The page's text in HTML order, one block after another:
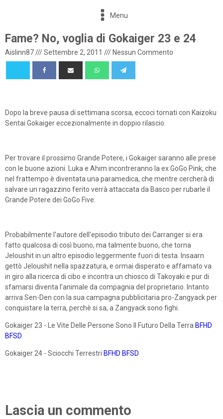
Menu
Fame? No, voglia di Gokaiger 23 e 24
Aislinn87///Settembre 2, 2011 /// Nessun Commento
Dopo la breve pausa di settimana scorsa, eccoci tornati con Kaizoku
Sentai Gokaiger eccezionalmente in doppio rilascio.
Per trovare il prossimo Grande Potere, i Gokaiger saranno alle prese
con le buone azioni. Luka e Ahim incontreranno la ex GoGo Pink, che
nel frattempo è diventata una paramedica, che mentre cercherà di
salvare un ragazzino ferito verrà attaccata da Basco per rubarle il
Grande Potere dei GoGo Five.
Probabilmente l'autore dell'episodio tributo dei Carranger si era
fatto qualcosa di così buono, ma talmente buono, che torna
Jeloushit in un altro episodio leggermente fuori di testa. Insaarn
gettò Jeloushit nella spazzatura, e ormai disperato e affamato va
in giro alla ricerca di cibo e incontra un chiosco di Takoyaki e pur di
sfamarsi diventa l'animale da compagnia del proprietario. Intanto
arriva Sen-Den con la sua campagna pubblicitaria pro-Zangyack per
conquistare la terra, perchè si sa, a Zangyack sono fighi.
Gokaiger 23 - Le Vite Delle Persone Sono Il Futuro Della Terra BFHD
BFSD
Gokaiger 24 - Sciocchi Terrestri BFHD BFSD
Lascia un commento